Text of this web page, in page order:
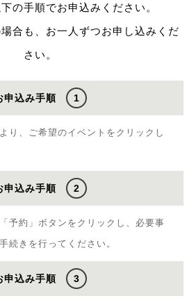
の手順でお申込みください。
合も、お一人ずつお申し込みくだ
さい。
申込み手順 1
り、ご希望のイベントをクリックし
申込み手順 2
予約」ボタンをクリックし、必要事
続きを行ってください。
申込み手順 3